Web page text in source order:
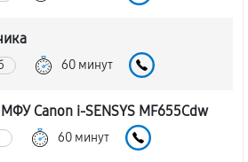
60 минут
Canon i‑SENSYS MF655Cdw
60 минут